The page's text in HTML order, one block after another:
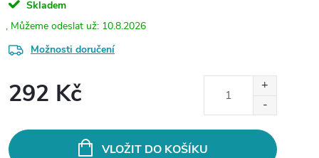
Skladem
10.8.2026
Možnosti doručení
292 Kč
VLOŽIT DO KOŠÍKU